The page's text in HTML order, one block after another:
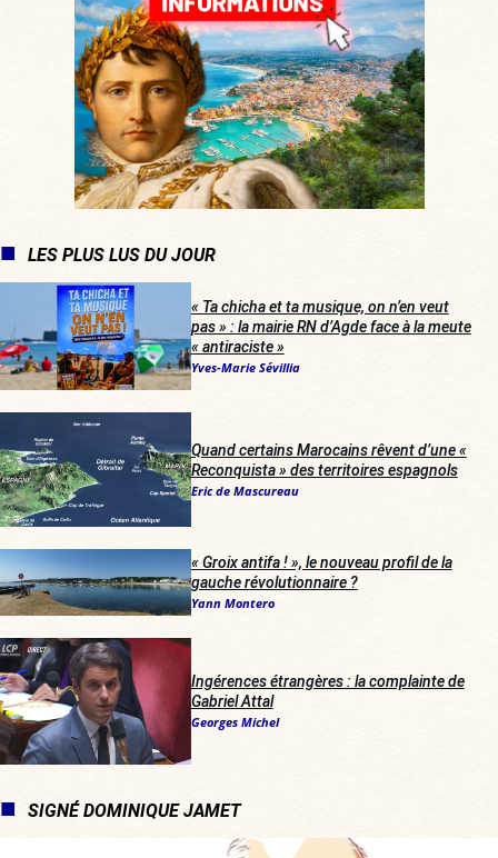
LES PLUS LUS DU JOUR
« Ta chicha et ta musique, on n’en veut
pas » : la mairie RN d’Agde face à la meute
« antiraciste »
Yves-Marie Sévillia
Quand certains Marocains rêvent d’une «
Reconquista » des territoires espagnols
Eric de Mascureau
« Groix antifa ! », le nouveau profil de la
gauche révolutionnaire ?
Yann Montero
Ingérences étrangères : la complainte de
Gabriel Attal
Georges Michel
SIGNÉ DOMINIQUE JAMET